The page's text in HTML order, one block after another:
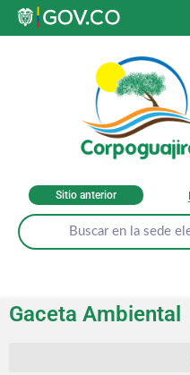
Sitio anterior
Gaceta Ambiental